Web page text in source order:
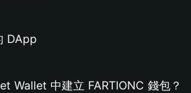
DApp
Wallet 中建立 FARTIONC 錢包？